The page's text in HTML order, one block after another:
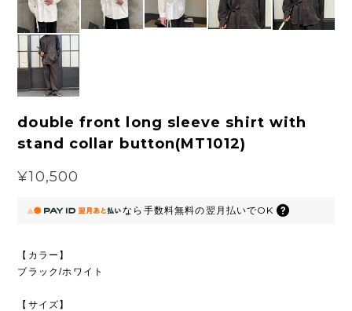
double front long sleeve shirt with
stand collar button(MT1012)
¥10,500
なら 手数料無料の翌月払いでOK
【カラー】
ブラック/ホワイト
【サイズ】